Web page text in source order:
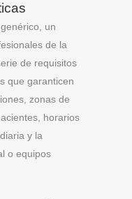
un
de la
de requisitos
que garanticen
zonas de
horarios
y la
o equipos